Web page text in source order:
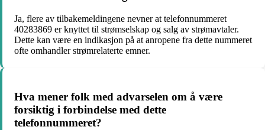
Ja, flere av tilbakemeldingene nevner at telefonnummeret
40283869 er knyttet til strømselskap og salg av strømavtaler.
Dette kan være en indikasjon på at anropene fra dette nummeret
ofte omhandler strømrelaterte emner.
Hva mener folk med advarselen om å være
forsiktig i forbindelse med dette
telefonnummeret?